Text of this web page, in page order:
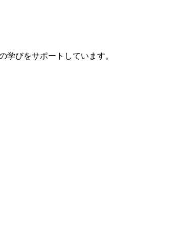
びをサポートしています。